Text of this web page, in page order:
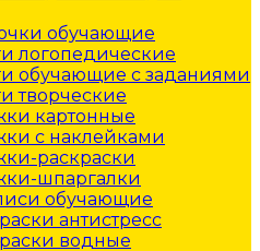
обучающие
логопедические
обучающие с заданиями
картонные
с наклейками
раскраски
шпаргалки
обучающие
антистресс
водные